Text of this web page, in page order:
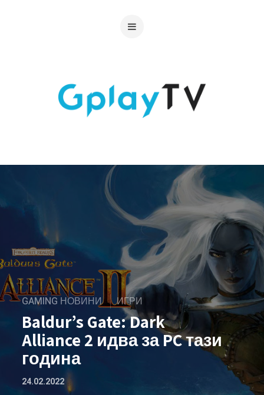
GAMING НОВИНИ ИГРИ
Baldur’s Gate: Dark
Alliance 2 идва за PC тази
година
24.02.2022